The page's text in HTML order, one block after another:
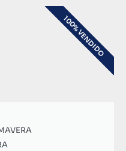
100% VENDIDO